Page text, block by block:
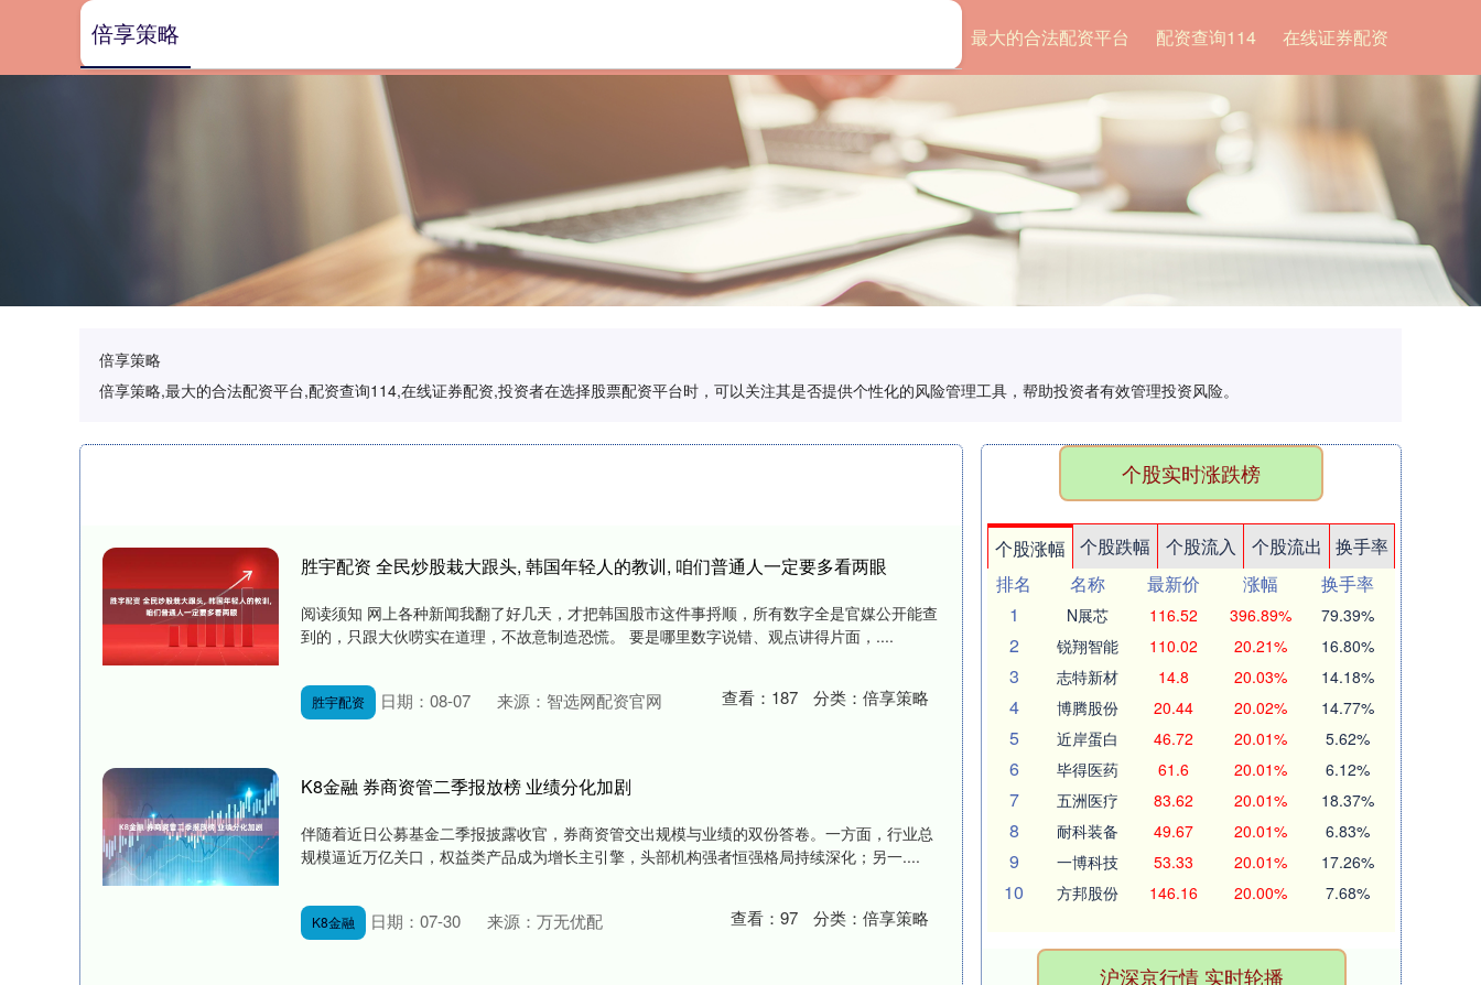
最大的合法配资平台 配资查询114 在线证券配资
倍享策略
倍享策略,最大的合法配资平台,配资查询114,在线证券配资,投资者在选择股票配资平台时，可以关注其是否提供个性化的风险管理工具，帮助投资者有效管理投资风险。
倍享策略
胜宇配资 全民炒股栽大跟头, 韩国年轻人的教训, 咱们普通人一定要多看两眼
阅读须知 网上各种新闻我翻了好几天，才把韩国股市这件事捋顺，所有数字全是官媒公开能查
到的，只跟大伙唠实在道理，不故意制造恐慌。 要是哪里数字说错、观点讲得片面，....
胜宇配资 日期：08-07 来源：智选网配资官网 查看： 187 分类： 倍享策略
K8金融 券商资管二季报放榜 业绩分化加剧
伴随着近日公募基金二季报披露收官，券商资管交出规模与业绩的双份答卷。一方面，行业总
规模逼近万亿关口，权益类产品成为增长主引擎，头部机构强者恒强格局持续深化；另一....
K8金融 日期：07-30 来源：万无优配 查看： 97 分类： 倍享策略
个股实时涨跌榜
个股涨幅 个股跌幅 个股流入 个股流出
换手率
排名
名称 最新价 涨幅
换手率
1
N展芯 116.52 396.89% 79.39%
2 锐翔智能 110.02 20.21% 16.80%
3 志特新材 14.8 20.03% 14.18%
4 博腾股份 20.44 20.02% 14.77%
5 近岸蛋白 46.72 20.01% 5.62%
6 毕得医药 61.6 20.01% 6.12%
7 五洲医疗 83.62 20.01% 18.37%
8 耐科装备 49.67 20.01% 6.83%
9 一博科技 53.33 20.01% 17.26%
10 方邦股份 146.16 20.00% 7.68%
沪深京行情 实时轮播